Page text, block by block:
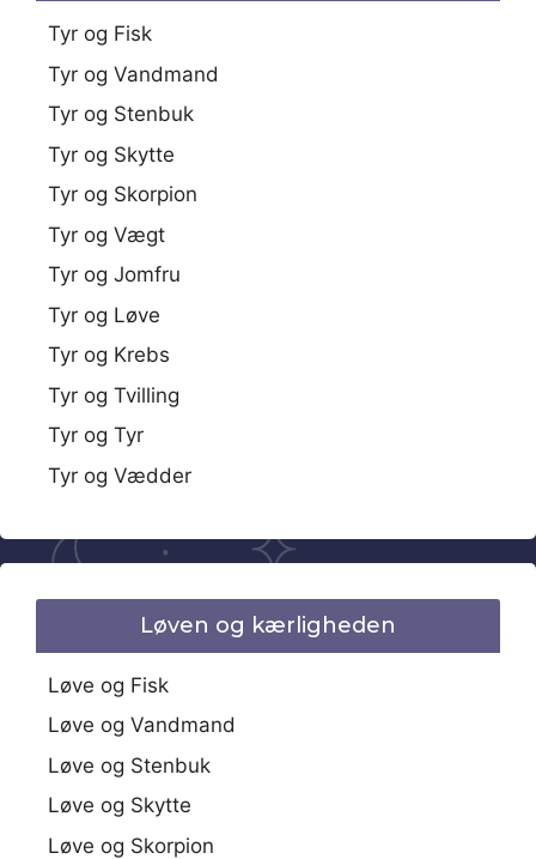
Tyr og Fisk
Tyr og Vandmand
Tyr og Stenbuk
Tyr og Skytte
Tyr og Skorpion
Tyr og Vægt
Tyr og Jomfru
Tyr og Løve
Tyr og Krebs
Tyr og Tvilling
Tyr og Tyr
Tyr og Vædder
Løven og kærligheden
Løve og Fisk
Løve og Vandmand
Løve og Stenbuk
Løve og Skytte
Løve og Skorpion